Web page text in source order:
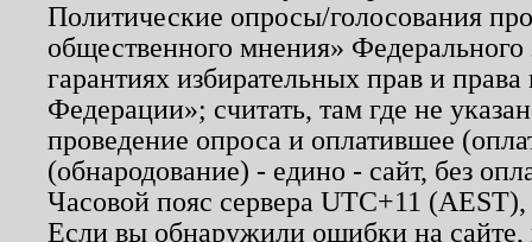
Политические опросы/голосования
общественного мнения»
гарантиях избирательных прав и
Федерации»; считать, там где не
проведение опроса и оплатившее
(обнародование) - едино - сайт, без
Часовой пояс сервера UTC+11
Если вы обнаружили ошибки на